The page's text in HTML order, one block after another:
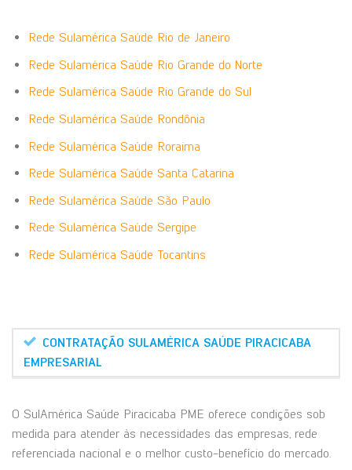
Rede Sulamérica Saúde Rio de Janeiro
Rede Sulamérica Saúde Rio Grande do Norte
Rede Sulamérica Saúde Rio Grande do Sul
Rede Sulamérica Saúde Rondônia
Rede Sulamérica Saúde Roraima
Rede Sulamérica Saúde Santa Catarina
Rede Sulamérica Saúde São Paulo
Rede Sulamérica Saúde Sergipe
Rede Sulamérica Saúde Tocantins
CONTRATAÇÃO SULAMÉRICA SAÚDE PIRACICABA
EMPRESARIAL
O SulAmérica Saúde Piracicaba PME oferece condições sob
medida para atender às necessidades das empresas, rede
referenciada nacional e o melhor custo-benefício do mercado.